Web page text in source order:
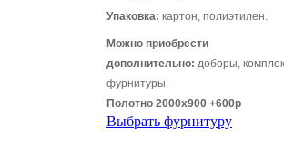
Упаковка: картон, полиэтилен.
Можно приобрести
дополнительно: доборы,
фурнитуры.
Полотно 2000х900 +600р
Выбрать фурнитуру